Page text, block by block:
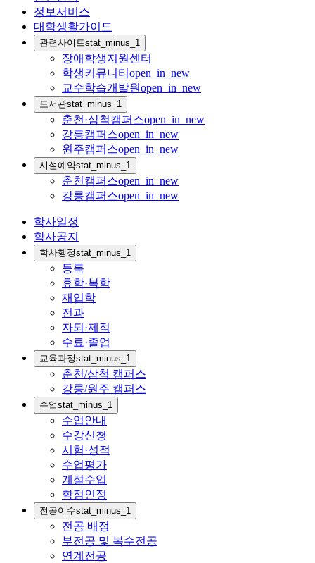
정보서비스
대학생활가이드
관련사이트stat_minus_1
장애학생지원센터
학생커뮤니티 open_in_new
교수학습개발원open_in_new
도서관stat_minus_1
춘천·삼척캠퍼스open_in_new
강릉캠퍼스open_in_new
원주캠퍼스open_in_new
시설예약stat_minus_1
춘천캠퍼스open_in_new
강릉캠퍼스open_in_new
학사일정
학사공지
학사행정stat_minus_1
등록
휴학·복학
재입학
전과
자퇴·제적
수료·졸업
교육과정stat_minus_1
춘천/삼척 캠퍼스
강릉/원주 캠퍼스
수업stat_minus_1
수업안내
수강신청
시험·성적
수업평가
계절수업
학점인정
전공이수stat_minus_1
전공 배정
부전공 및 복수전공
연계전공